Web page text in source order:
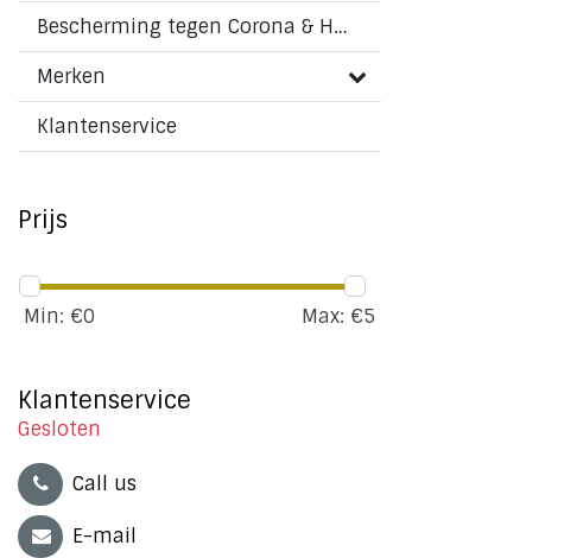
Bescherming tegen Corona & HMPV virus
Merken
Klantenservice
Prijs
Min: €0 Max: €5
Klantenservice
Gesloten
Call us
E-mail